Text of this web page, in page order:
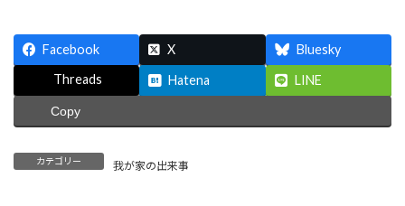
Facebook X
Bluesky
Threads
Hatena LINE
Copy
カテゴリー 我が家の出来事